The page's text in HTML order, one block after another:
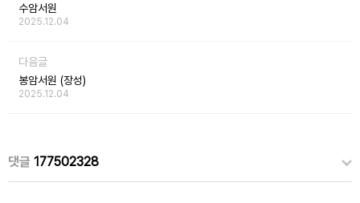
수암서원
2025.12.04
다음글
봉암서원 (장성)
2025.12.04
댓글 177502328